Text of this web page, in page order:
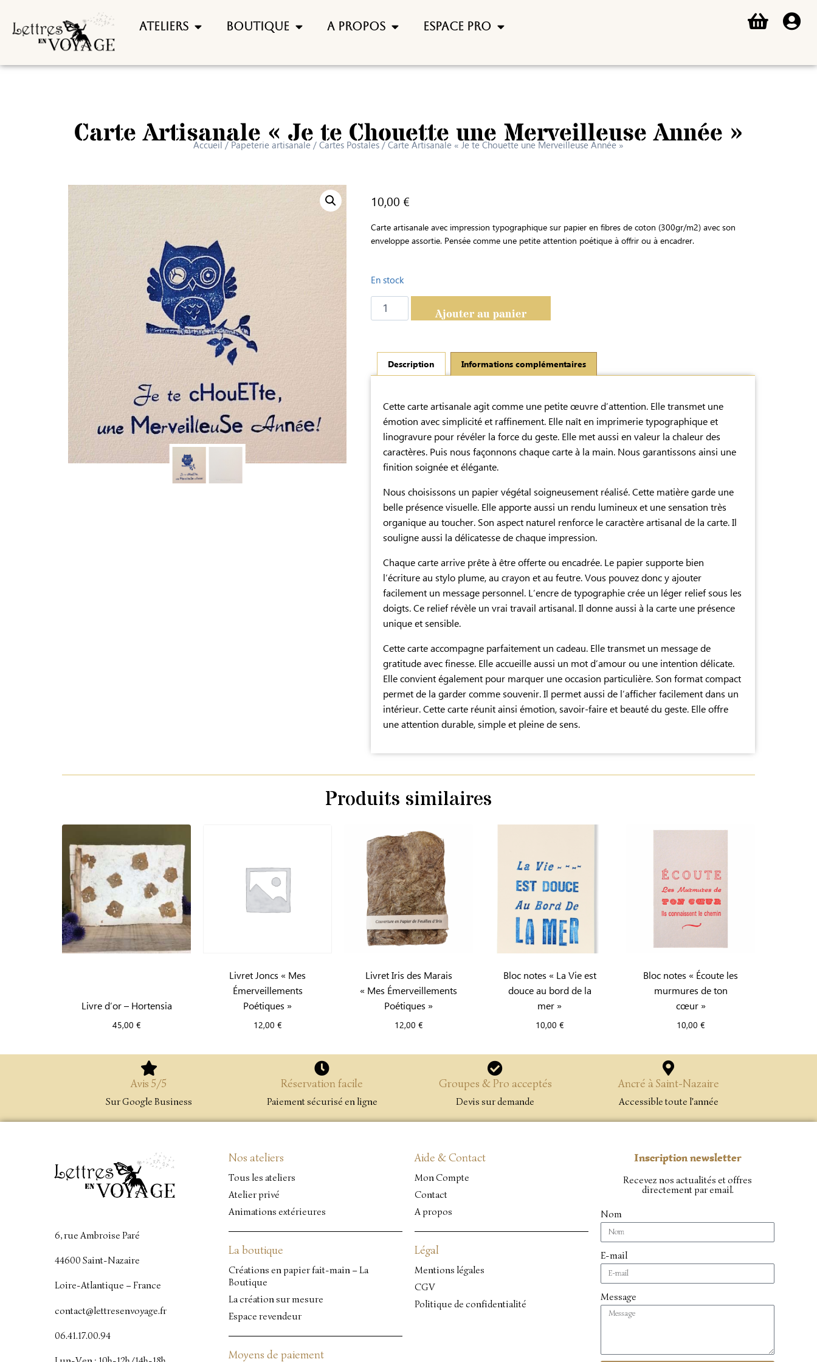
Ateliers Boutique A propos Espace pro
Carte Artisanale « Je te Chouette une Merveilleuse Année »
Accueil/Papeterie artisanale / Cartes Postales / Carte Artisanale « Je te Chouette une Merveilleuse Année »
10,00 €
Carte artisanale avec impression typographique sur papier en fibres de coton (300gr/m2) avec son
enveloppe assortie. Pensée comme une petite attention poétique à offrir ou à encadrer.
En stock
Ajouter au panier
Description Informations complémentaires
Cette carte artisanale agit comme une petite œuvre d’attention. Elle transmet une
émotion avec simplicité et raffinement. Elle naît en imprimerie typographique et
linogravure pour révéler la force du geste. Elle met aussi en valeur la chaleur des
caractères. Puis nous façonnons chaque carte à la main. Nous garantissons ainsi une
finition soignée et élégante.
Nous choisissons un papier végétal soigneusement réalisé. Cette matière garde une
belle présence visuelle. Elle apporte aussi un rendu lumineux et une sensation très
organique au toucher. Son aspect naturel renforce le caractère artisanal de la carte. Il
souligne aussi la délicatesse de chaque impression.
Chaque carte arrive prête à être offerte ou encadrée. Le papier supporte bien
l’écriture au stylo plume, au crayon et au feutre. Vous pouvez donc y ajouter
facilement un message personnel. L’encre de typographie crée un léger relief sous les
doigts. Ce relief révèle un vrai travail artisanal. Il donne aussi à la carte une présence
unique et sensible.
Cette carte accompagne parfaitement un cadeau. Elle transmet un message de
gratitude avec finesse. Elle accueille aussi un mot d’amour ou une intention délicate.
Elle convient également pour marquer une occasion particulière. Son format compact
permet de la garder comme souvenir. Il permet aussi de l’afficher facilement dans un
intérieur. Cette carte réunit ainsi émotion, savoir-faire et beauté du geste. Elle offre
une attention durable, simple et pleine de sens.
Produits similaires
Livre d’or – Hortensia
45,00 €
Livret Joncs « Mes
Émerveillements
Poétiques »
12,00 €
Livret Iris des Marais
« Mes Émerveillements
Poétiques »
12,00 €
Bloc notes « La Vie est
douce au bord de la
mer »
10,00 €
Bloc notes « Écoute les
murmures de ton
cœur »
10,00 €
Avis 5/5
Sur Google Business
Réservation facile
Paiement sécurisé en ligne
Groupes & Pro acceptés
Devis sur demande
Ancré à Saint-Nazaire
Accessible toute l'année
6, rue Ambroise Paré
44600 Saint-Nazaire
Loire-Atlantique – France
contact@lettresenvoyage.fr
06.41.17.00.94
Nos ateliers
Tous les ateliers
Atelier privé
Animations extérieures
La boutique
Créations en papier fait-main – La
Boutique
La création sur mesure
Espace revendeur
Moyens de paiement
Aide & Contact
Mon Compte
Contact
A propos
Légal
Mentions légales
CGV
Politique de confidentialité
Inscription newsletter
Recevez nos actualités et offres
directement par email.
Nom
E-mail
Message